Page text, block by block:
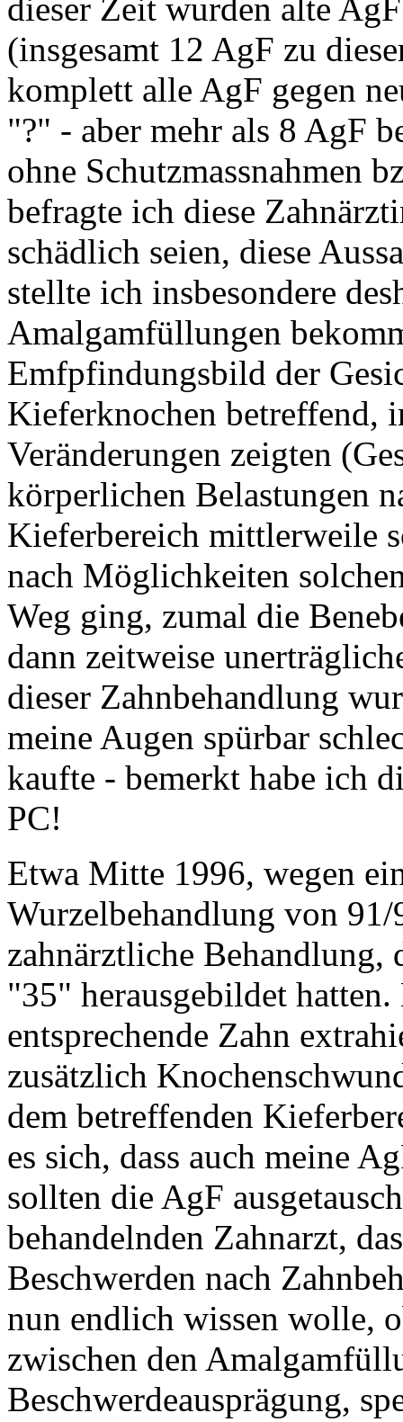
dieser Zeit wurden alte
(insgesamt 12 AgF zu
komplett alle AgF gegen
"?" - aber mehr als 8 AgF
ohne Schutzmassnahmen
befragte ich diese
schädlich seien, diese
stellte ich insbesondere
Amalgamfüllungen
Emfpfindungsbild der
Kieferknochen betreffend,
Veränderungen zeigten
körperlichen Belastungen
Kieferbereich mittlerweile
nach Möglichkeiten
Weg ging, zumal die
dann zeitweise
dieser Zahnbehandlung
meine Augen spürbar
kaufte - bemerkt habe ich
PC!
Etwa Mitte 1996, wegen
Wurzelbehandlung von
zahnärztliche Behandlung,
"35" herausgebildet hatten.
entsprechende Zahn
zusätzlich
dem betreffenden
es sich, dass auch meine
sollten die AgF
behandelnden Zahnarzt,
Beschwerden nach
nun endlich wissen wolle,
zwischen den
Beschwerdeausprägung,